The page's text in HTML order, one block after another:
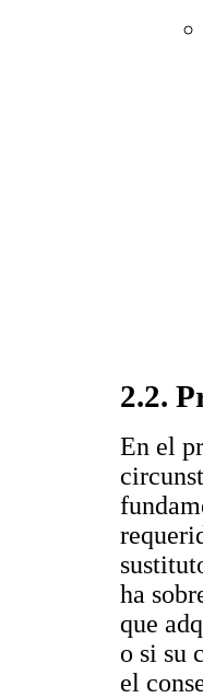
2.2.
En el
ha
que
o si su
el